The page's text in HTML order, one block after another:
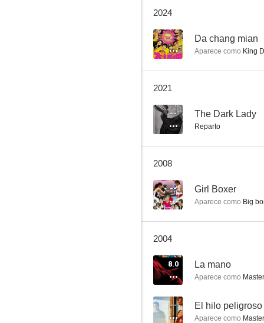
--
2024
-- Da chang mian
Aparece como King
2021
-- The Dark Lady
Reparto
2008
-- Girl Boxer
Aparece como Big
2004
8.0 La mano
Aparece como
-- El hilo
Aparece como